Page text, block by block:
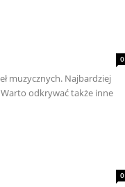
0
muzycznych. Najbardziej
Warto odkrywać także inne
0